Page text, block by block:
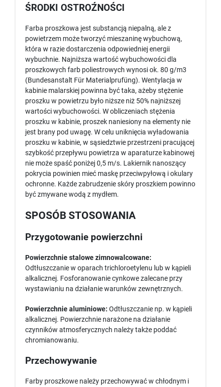
ŚRODKI OSTROŹNOŚCI
Farba proszkowa jest substancją niepalną, ale z
powietrzem może tworzyć mieszaninę wybuchową,
która w razie dostarczenia odpowiedniej energii
wybuchnie. Najniższa wartość wybuchowości dla
proszkowych farb poliestrowych wynosi ok. 80 g/m3
(Bundesanstalt Für Materialprufüng). Wentylacja w
kabinie malarskiej powinna być taka, ażeby stężenie
proszku w powietrzu było niższe niż 50% najniższej
wartości wybuchowości. W obliczeniach stężenia
proszku w kabinie, proszek naniesiony na elementy nie
jest brany pod uwagę. W celu uniknięcia wyładowania
proszku w kabinie, w sąsiedztwie przestrzeni pracującej
szybkość przepływu powietrza w aparaturze kabinowej
nie może spaść poniżej 0,5 m/s. Lakiernik nanoszący
pokrycia powinien mieć maskę przeciwpyłową i okulary
ochronne. Każde zabrudzenie skóry proszkiem powinno
być zmywane wodą z mydłem.
SPOSÓB STOSOWANIA
Przygotowanie powierzchni
Powierzchnie stalowe zimnowalcowane:
Odtłuszczanie w oparach trichloroetylenu lub w kąpieli
alkalicznej. Fosforanowanie cynkowe zalecane przy
wystawianiu na działanie warunków zewnętrznych.
Powierzchnie aluminiowe: Odtłuszczanie np. w kąpieli
alkalicznej. Powierzchnie narażone na działanie
czynników atmosferycznych należy także poddać
chromianowaniu.
Przechowywanie
Farby proszkowe należy przechowywać w chłodnym i